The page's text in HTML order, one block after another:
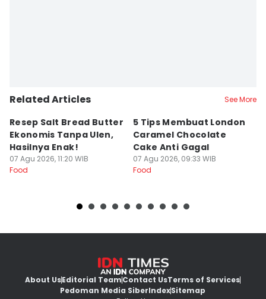
Related Articles See More
Resep Salt Bread Butter
Ekonomis Tanpa Ulen,
Hasilnya Enak!
07 Agu 2026, 11:20 WIB
Food
5 Tips Membuat London
Caramel Chocolate
Cake Anti Gagal
07 Agu 2026, 09:33 WIB
Food
About UsEditorial TeamContact UsTerms of Services
Pedoman Media SiberIndexSitemap